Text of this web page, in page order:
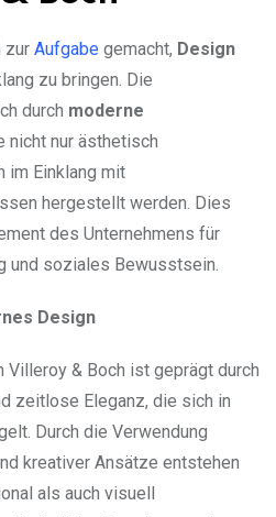
zur Aufgabe gemacht, Design
zu bringen. Die
durch moderne
nicht nur ästhetisch
im Einklang mit
hergestellt werden. Dies
des Unternehmens für
und soziales Bewusstsein.
Design
& Boch ist geprägt durch
zeitlose Eleganz, die sich in
Durch die Verwendung
kreativer Ansätze entstehen
als auch visuell